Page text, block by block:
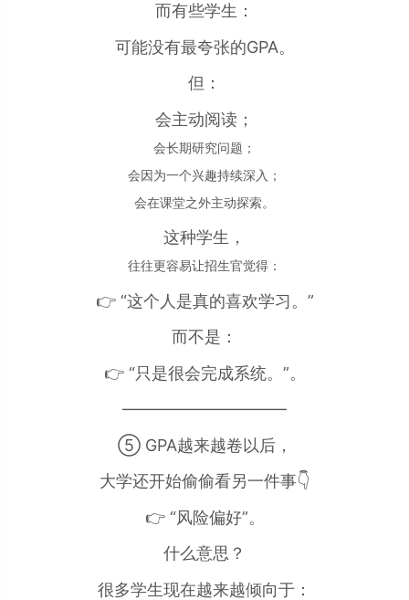
而有些学生：
可能没有最夸张的GPA。
但：
会主动阅读；
会长期研究问题；
会因为一个兴趣持续深入；
会在课堂之外主动探索。
这种学生，
往往更容易让招生官觉得：
👉 “这个人是真的喜欢学习。”
而不是：
👉 “只是很会完成系统。”。
——————————
⑤ GPA越来越卷以后，
大学还开始偷偷看另一件事👇
👉 “风险偏好”。
什么意思？
很多学生现在越来越倾向于：